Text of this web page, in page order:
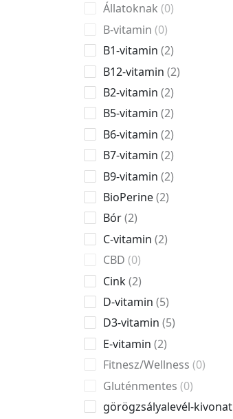
Állatoknak 0
B-vitamin 0
B1-vitamin 2
B12-vitamin 2
B2-vitamin 2
B5-vitamin 2
B6-vitamin 2
B7-vitamin 2
B9-vitamin 2
BioPerine 2
Bór 2
C-vitamin 2
CBD 0
Cink 2
D-vitamin 5
D3-vitamin 5
E-vitamin 2
Fitnesz/Wellness 0
Gluténmentes 0
görögzsályalevél-kivonat